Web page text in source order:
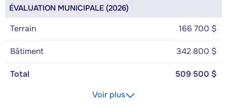
ÉVALUATION MUNICIPALE (2026)
Terrain 166 700 $
Bâtiment 342 800 $
Total
509 500 $
Voir plus